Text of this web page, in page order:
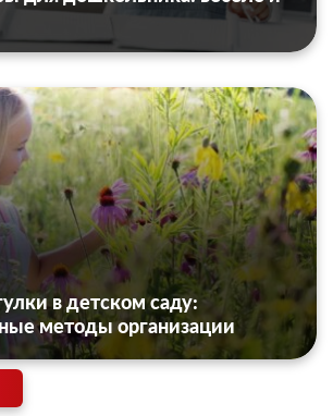
в детском саду:
методы организации